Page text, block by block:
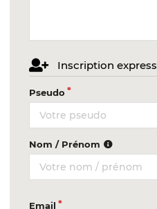
Inscription express
Pseudo
Nom / Prénom
Email